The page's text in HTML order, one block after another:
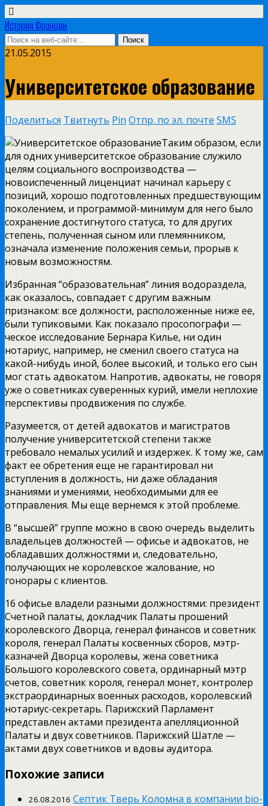
История Франции
21.05.2015
Университетское образование
Поделиться Твитнуть Pin Отпр. по эл. почте SMS
Таким образом, если
для одних университетское образование служило
целям социального воспроизводства —
новоиспеченный лиценциат начинал карьеру с
позиций, хорошо подготовленных предшествующим
поколением, и программой-минимум для него было
сохранение достигнутого статуса, то для других
степень, полученная сыном или племянником,
означала изменение положения семьи, прорыв к
новым возможностям.
Избранная “образовательная” линия водораздела,
как оказалось, совпадает с другим важным
признаком: все должности, расположенные ниже ее,
были тупиковыми. Как показало просопографи —
ческое исследование Бернара Килье, ни один
нотариус, например, не сменил своего статуса на
какой-нибудь иной, более высокий, и только его сын
мог стать адвокатом. Напротив, адвокаты, не говоря
уже о советниках суверенных курий, имели неплохие
перспективы продвижения по службе.
Разумеется, от детей адвокатов и магистратов
получение университетской степени также
требовало немалых усилий и издержек. К тому же, сам
факт ее обретения еще не гарантировал ни
вступления в должность, ни даже обладания
знаниями и умениями, необходимыми для ее
отправления. Мы еще вернемся к этой проблеме.
В “высшей” группе можно в свою очередь выделить
владельцев должностей — офисье и адвокатов, не
обладавших должностями и, следовательно,
получающих не королевское жалование, но
гонорары с клиентов.
16 офисье владели разными должностями: президент
Счетной палаты, докладчик Палаты прошений
королевского Дворца, генерал финансов и советник
короля, генерал Палаты косвенных сборов, мэтр-
казначей Дворца королевы, жена советника
Большого королевского совета, ординарный мэтр
счетов, советник короля, генерал монет, контролер
экстраординарных военных расходов, королевский
нотариус-секретарь. Парижский Парламент
представлен актами президента апелляционной
Палаты и двух советников. Парижский Шатле —
актами двух советников и вдовы аудитора.
Похожие записи
26.08.2016 Септик Тверь Коломна в компании bio-